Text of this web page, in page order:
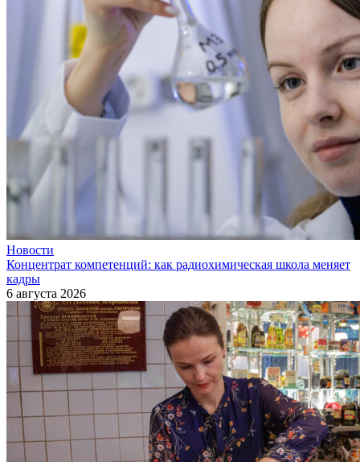
Новости
Концентрат компетенций: как радиохимическая школа меняет
кадры
6 августа 2026